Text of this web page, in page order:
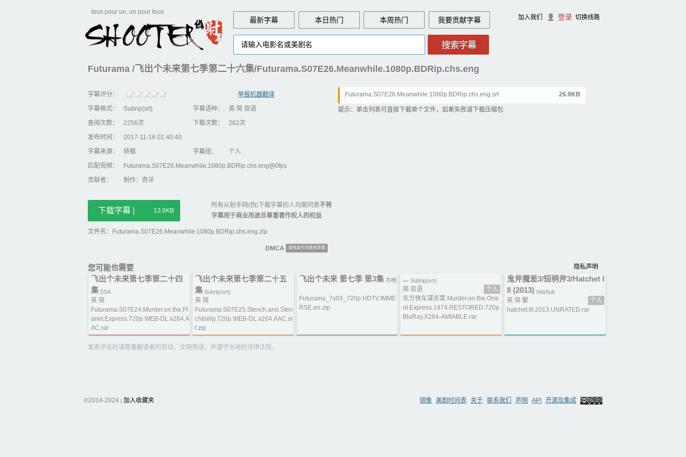
tous pour un, un pour tous
最新字幕 本日热门 本周热门 贡献字幕 加入我们 登录 切换线路
Futurama /飞出个未来第七季第二十六集/Futurama.S07E26.Meanwhile.1080p.BDRip.chs.eng
字幕评分：
举报机器翻译
字幕格式：
Subrip(srt) 字幕语种：
英 简 双语
查阅次数：
2256次 下载次数：
262次
发布时间：
2017-11-16 01:40:40
字幕来源：
转载 字幕组：
个人
匹配视频：
Futurama.S07E26.Meanwhile.1080p.BDRip.chs.eng@0fps
贡献者：
制作：奇牙
下载字幕 | 13.6KB
所有从射手网(伪)下载字幕的人均需同意不将
字幕用于商业用途且尊重著作权人的权益
文件名：Futurama.S07E26.Meanwhile.1080p.BDRip.chs.eng.zip
Futurama.S07E26.Meanwhile.1080p.BDRip.chs.eng.srt 26.9KB
提示：单击列表可直接下载单个文件，如果失败请下载压缩包
DMCA 查找本片的其他字幕
您可能也需要 隐私声明
飞出个未来第七季第二十四
集 SSA
英 简
Futurama.S07E24.Murder.on.the.Pl
anet.Express.720p.WEB-DL.x264.A
AC.rar
飞出个未来第七季第二十五
集 Subrip(srt)
英 简
Futurama.S07E25.Stench.and.Sten
chibility.720p.WEB-DL.x264.AAC.sr
t.zip
飞出个未来 第七季 第3集 不明
Futurama_7x03_720p HDTV.IMME
RSE.en.zip
... Subrip(srt)
简 双语
个人
东方快车谋杀案.Murder.on.the.Orie
nt.Express.1974.RESTORED.720p.
BluRay.X264-AMIABLE.rar
鬼斧魔差3/短柄斧3/Hatchet I
II (2013) VobSub
英 简 繁
个人
hatchet.III.2013.UNRATED.rar
发表评论时请尊重翻译者的劳动，文明用语，并遵守当地的法律法规。
©2014-2024 | 加入收藏夹 镜像 美剧时间表 关于 联系我们 声明 API 开源及集成